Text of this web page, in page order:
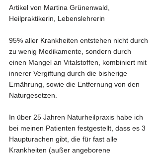
Artikel von Martina Grünenwald,
Heilpraktikerin, Lebenslehrerin
95% aller Krankheiten entstehen nicht durch
zu wenig Medikamente, sondern durch
einen Mangel an Vitalstoffen, kombiniert mit
innerer Vergiftung durch die bisherige
Ernährung, sowie die Entfernung von den
Naturgesetzen.
In über 25 Jahren Naturheilpraxis habe ich
bei meinen Patienten festgestellt, dass es 3
Haupturachen gibt, die für fast alle
Krankheiten (außer angeborene